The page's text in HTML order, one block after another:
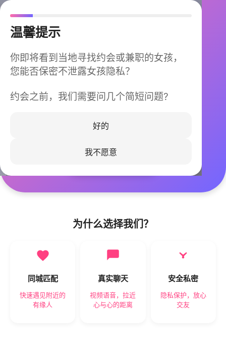
温馨提示
你即将看到当地寻找约会或兼职的女孩，
您能否保密不泄露女孩隐私？
约会之前，我们需要问几个简短问题?
好的
我不愿意
今晚不再孤单
同城快速匹配，马上认识身边的TA
立即下载
为什么选择我们？
同城匹配
快速遇见附近的
有缘人
真实聊天
视频语音，拉近
心与心的距离
安全私密
隐私保护，放心
交友